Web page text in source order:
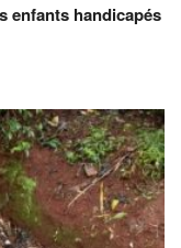
enfants handicapés